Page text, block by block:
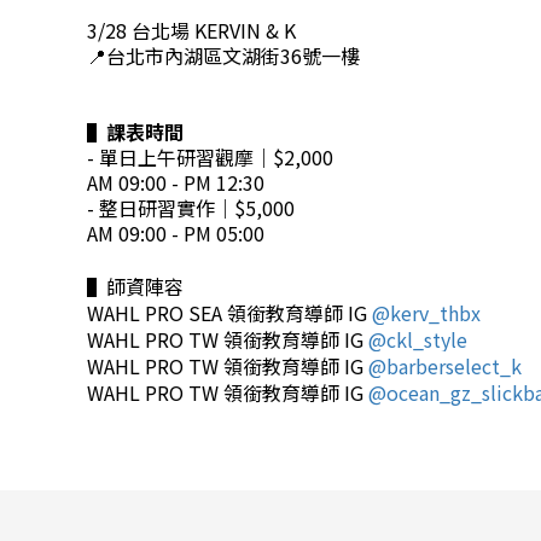
3/28 台北場 KERVIN & K
📍台北市內湖區文湖街36號一樓
▌課表時間
- 單日上午研習觀摩｜$2,000
AM 09:00 - PM 12:30
- 整日研習實作 ｜$5,000
AM 09:00 - PM 05:00
▌師資陣容
WAHL PRO SEA 領銜教育導師 IG@kerv_thbx
WAHL PRO TW 領銜教育導師 IG@ckl_style
WAHL PRO TW 領銜教育導師 IG@barberselect_k
WAHL PRO TW 領銜教育導師 IG